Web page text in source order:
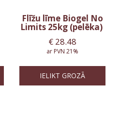
Flīžu līme Biogel No
Limits 25kg (pelēka)
€28.48
ar PVN 21%
IELIKT GROZĀ